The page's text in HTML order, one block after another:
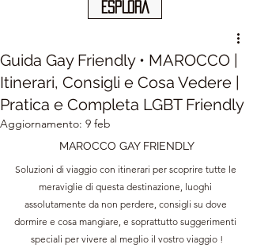
ESPLORA
Guida Gay Friendly • MAROCCO |
Itinerari, Consigli e Cosa Vedere |
Pratica e Completa LGBT Friendly
Aggiornamento: 9 feb
MAROCCO GAY FRIENDLY
Soluzioni di viaggio con itinerari per scoprire tutte le
meraviglie di questa destinazione, luoghi
assolutamente da non perdere, consigli su dove
dormire e cosa mangiare, e soprattutto suggerimenti
speciali per vivere al meglio il vostro viaggio !